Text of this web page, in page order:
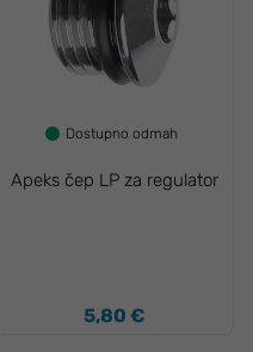
Dostupno odmah
Apeks čep LP za regulator
5,80 €